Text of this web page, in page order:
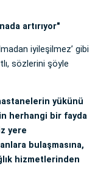
artırıyor"
iyileşilmez’ gibi
sözlerini şöyle
yükünü
herhangi bir fayda
yere
bulaşmasına,
hizmetlerinden